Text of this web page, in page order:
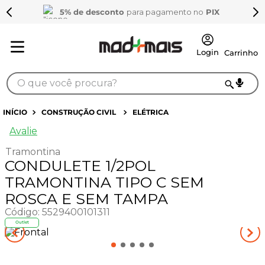
5% de desconto para pagamento no PIX
O que você procura?
CONSTRUÇÃO CIVIL ELÉTRICA
Avalie
Tramontina
CONDULETE 1/2POL
TRAMONTINA TIPO C SEM
ROSCA E SEM TAMPA
Código: 5529400101311
Outlet
TERMOS MAIS BUSCADOS
1º
2º
compensados
3º
compensado naval
4º
mdf 15mm
5º
napa
6º
puxador